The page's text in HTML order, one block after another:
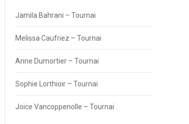
Jamila Bahrani – Tournai
Melissa Caufriez – Tournai
Anne Dumortier – Tournai
Sophie Lorthioir – Tournai
Joice Vancoppenolle – Tournai